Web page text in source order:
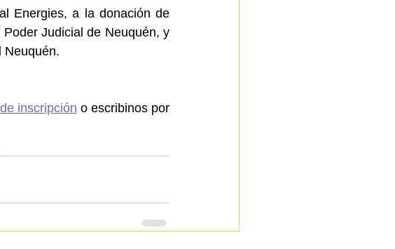
Energies, a la donación de
Judicial de Neuquén, y
Neuquén.
inscripción